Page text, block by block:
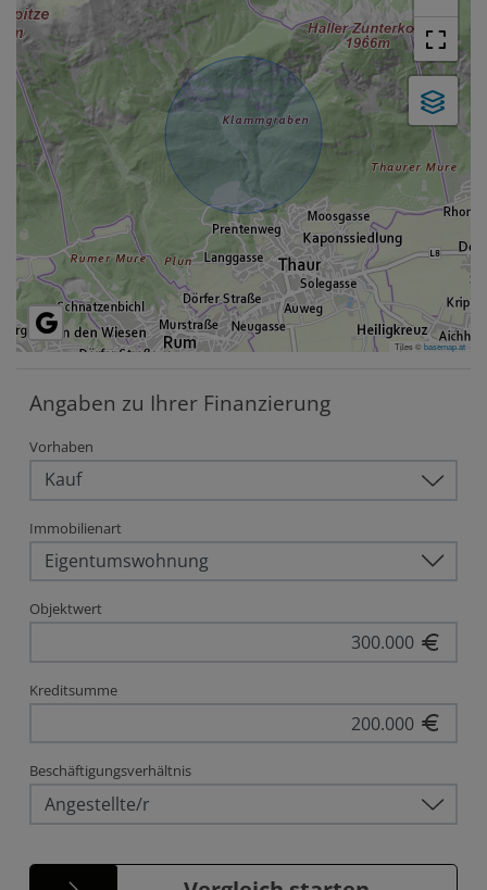
Tiles ©basemap.at